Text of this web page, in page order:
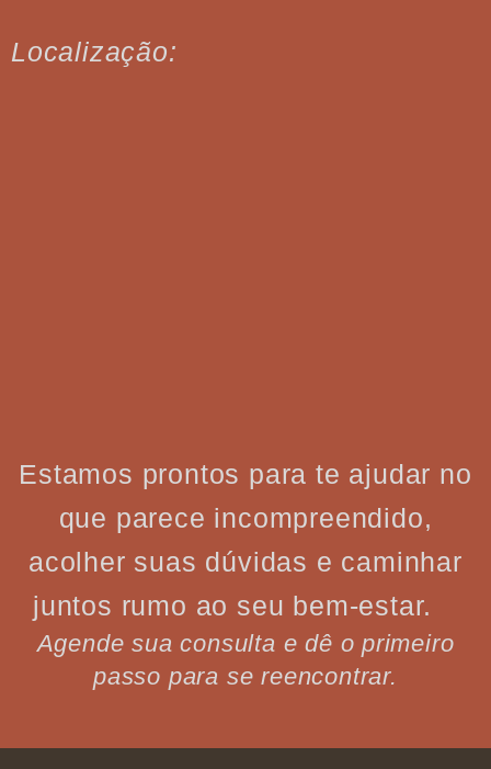
Localização:
Estamos prontos para te ajudar no
que parece incompreendido,
acolher suas dúvidas e caminhar
juntos rumo ao seu bem-estar.
Agende sua consulta e dê o primeiro
passo para se reencontrar.